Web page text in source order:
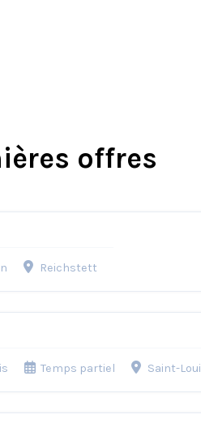
offres
Reichstett
Temps partiel Saint-